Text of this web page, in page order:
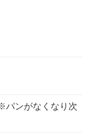
ンがなくなり次